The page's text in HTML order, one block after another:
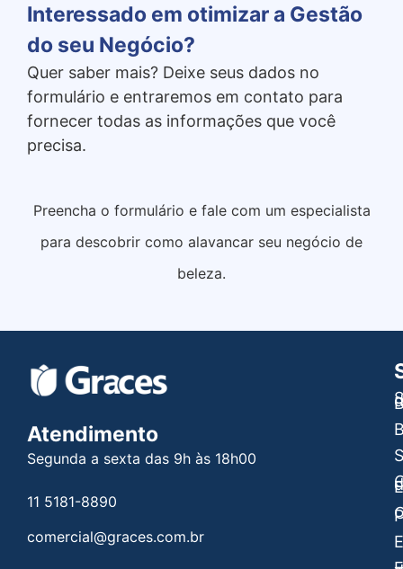
Interessado em otimizar a Gestão
do seu Negócio?
Quer saber mais? Deixe seus dados no
formulário e entraremos em contato para
fornecer todas as informações que você
precisa.
Preencha o formulário e fale com um especialista
para descobrir como alavancar seu negócio de
beleza.
Atendimento
Segunda a sexta das 9h às 18h00
11 5181-8890
comercial@graces.com.br